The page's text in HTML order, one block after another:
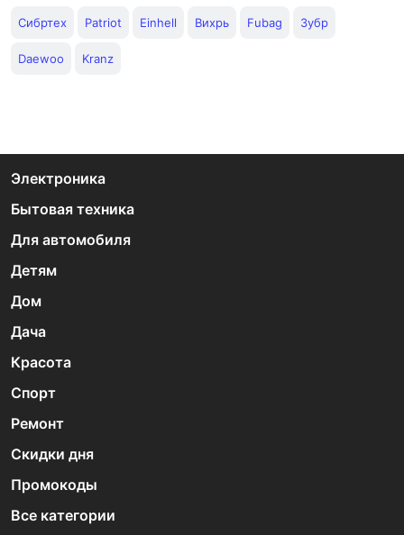
Сибртех Patriot Einhell Вихрь Fubag Зубр
Daewoo Kranz
Электроника
Бытовая техника
Для автомобиля
Детям
Дом
Дача
Красота
Спорт
Ремонт
Скидки дня
Промокоды
Все категории